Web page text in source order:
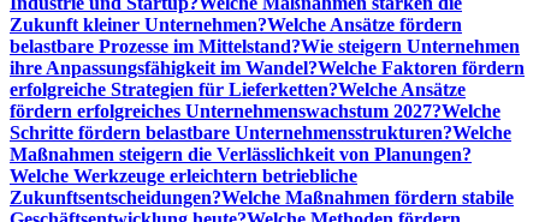
Zukunft kleiner Unternehmen?Welche Ansätze fördern
belastbare Prozesse im Mittelstand?Wie steigern Unternehmen
ihre Anpassungsfähigkeit im Wandel?Welche Faktoren fördern
erfolgreiche Strategien für Lieferketten?Welche Ansätze
fördern erfolgreiches Unternehmenswachstum 2027?Welche
Schritte fördern belastbare Unternehmensstrukturen?Welche
Maßnahmen steigern die Verlässlichkeit von Planungen?
Welche Werkzeuge erleichtern betriebliche
Zukunftsentscheidungen?Welche Maßnahmen fördern stabile